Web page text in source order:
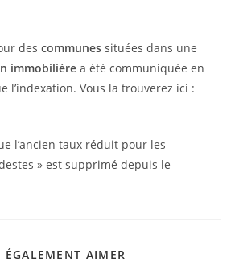
des communessituées dans une
immobilièrea été communiquée en
l’indexation. Vous la trouverez ici :
l’ancien taux réduit pour les
» est supprimé depuis le
ÉGALEMENT AIMER